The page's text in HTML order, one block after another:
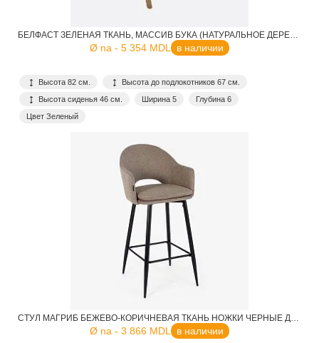
БЕЛФАСТ ЗЕЛЕНАЯ ТКАНЬ, МАССИВ БУКА (НАТУРАЛЬНОЕ ДЕРЕВО) ДЛЯ КАФЕ, РЕСТОРАНА, ДОМА, КУХНИ
Ø na - 5 354 MDL в наличии
Высота 82 см.
Высота до подлокотников 67 см.
Высота сиденья 46 см.
Ширина 5
Глубина 6
Цвет Зеленый
СТУЛ МАГРИБ БЕЖЕВО-КОРИЧНЕВАЯ ТКАНЬ НОЖКИ ЧЕРНЫЕ ДЛЯ КАФЕ, РЕСТОРАНА, ДОМА, КУХНИ
Ø na - 3 866 MDL в наличии